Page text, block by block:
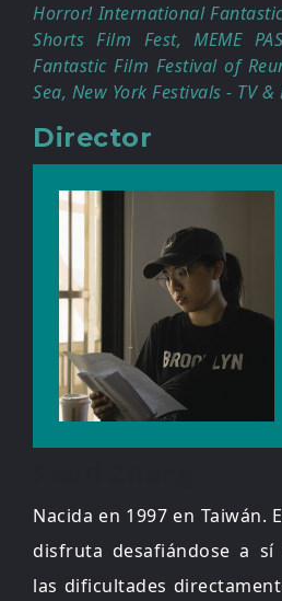
Horror! International
Shorts Film Fest, MEME
Fantastic Film Festival of
Sea, New York Festivals - TV
Director
Nacida en 1997 en Taiwán.
disfruta desafiándose a
las dificultades